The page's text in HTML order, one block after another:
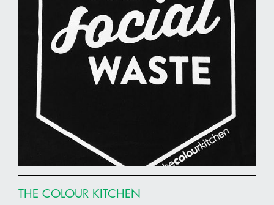
THE COLOUR KITCHEN